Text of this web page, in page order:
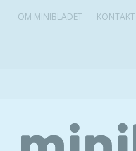
OM MINIBLADET KONTAKT